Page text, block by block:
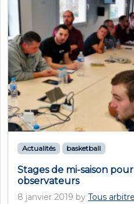
Actualités basketball
Stages de mi-saison
observateurs
8 janvier 2019 by Tous